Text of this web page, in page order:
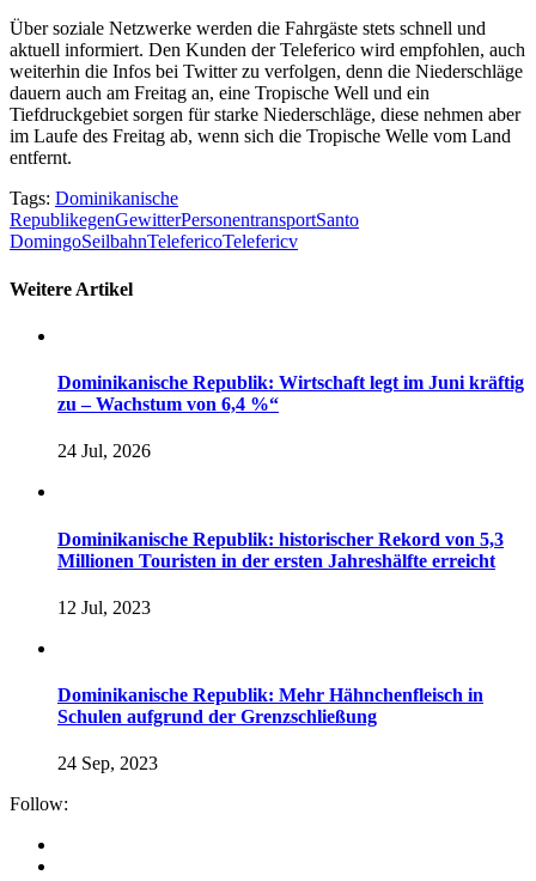
Über soziale Netzwerke werden die Fahrgäste stets schnell und
aktuell informiert. Den Kunden der Teleferico wird empfohlen, auch
weiterhin die Infos bei Twitter zu verfolgen, denn die Niederschläge
dauern auch am Freitag an, eine Tropische Well und ein
Tiefdruckgebiet sorgen für starke Niederschläge, diese nehmen aber
im Laufe des Freitag ab, wenn sich die Tropische Welle vom Land
entfernt.
Tags: Dominikanische
RepublikegenGewitterPersonentransportSanto
DomingoSeilbahnTelefericoTelefericv
Weitere Artikel
Dominikanische Republik: Wirtschaft legt im Juni kräftig
zu – Wachstum von 6,4 %“
24 Jul, 2026
Dominikanische Republik: historischer Rekord von 5,3
Millionen Touristen in der ersten Jahreshälfte erreicht
12 Jul, 2023
Dominikanische Republik: Mehr Hähnchenfleisch in
Schulen aufgrund der Grenzschließung
24 Sep, 2023
Follow: